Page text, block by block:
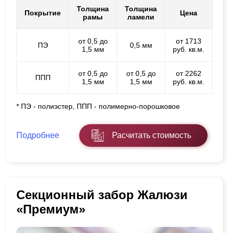
Покрытие
Толщина
рамы
Толщина
ламели
Цена
ПЭ
от 0,5 до
1,5 мм
0,5 мм
от 1713
руб. кв.м.
ППП
от 0,5 до
1,5 мм
от 0,5 до
1,5 мм
от 2262
руб. кв.м.
* ПЭ - полиэстер, ППП - полимерно-порошковое
Подробнее Расчитать стоимость
Секционный забор Жалюзи
«Премиум»